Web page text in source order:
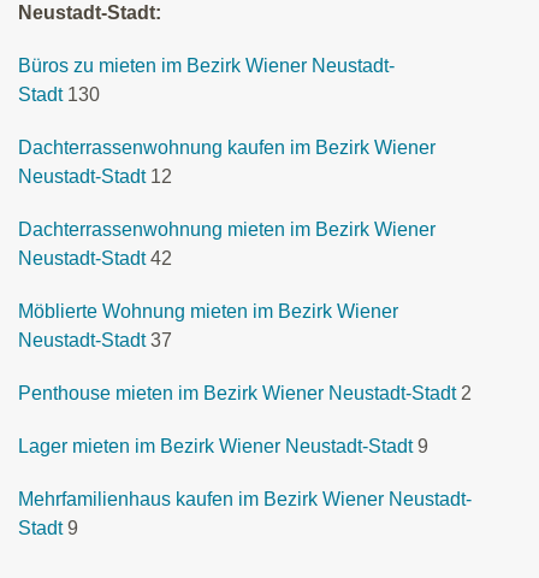
Neustadt-Stadt:
Büros zu mieten im Bezirk Wiener Neustadt-
Stadt 130
Dachterrassenwohnung kaufen im Bezirk Wiener
Neustadt-Stadt 12
Dachterrassenwohnung mieten im Bezirk Wiener
Neustadt-Stadt 42
Möblierte Wohnung mieten im Bezirk Wiener
Neustadt-Stadt 37
Penthouse mieten im Bezirk Wiener Neustadt-Stadt 2
Lager mieten im Bezirk Wiener Neustadt-Stadt 9
Mehrfamilienhaus kaufen im Bezirk Wiener Neustadt-
Stadt 9